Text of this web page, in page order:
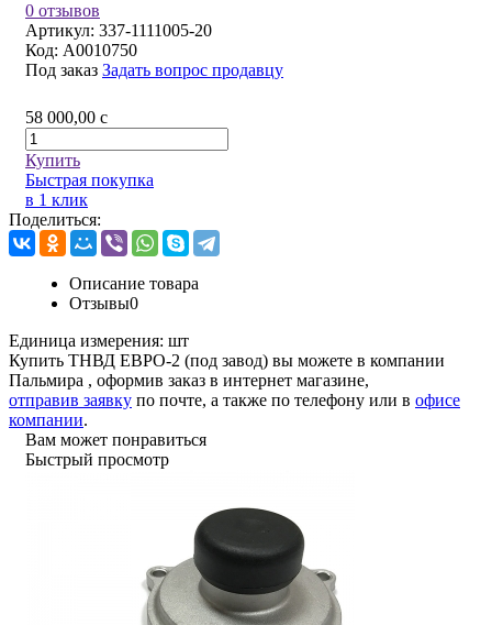
0 отзывов
Артикул: 337-1111005-20
Код: A0010750
Под заказ Задать вопрос продавцу
58 000,00 c
Купить
Быстрая покупка
в 1 клик
Поделиться:
Описание товара
Отзывы0
Единица измерения: шт
Купить ТНВД ЕВРО-2 (под завод) вы можете в компании
Пальмира , оформив заказ в интернет магазине,
отправив заявку по почте, а также по телефону или в офисе
компании.
Вам может понравиться
Быстрый просмотр